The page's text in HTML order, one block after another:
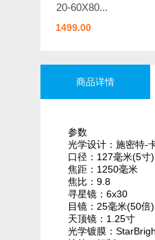
金虎II20-60X80...
￥1499.00
商品详情
参数
光学设计：施密特-
口径：127毫米(5寸)
焦距：1250毫米
焦比：9.8
寻星镜：6x30
目镜：25毫米(50倍
天顶镜：1.25寸
光学镀膜：